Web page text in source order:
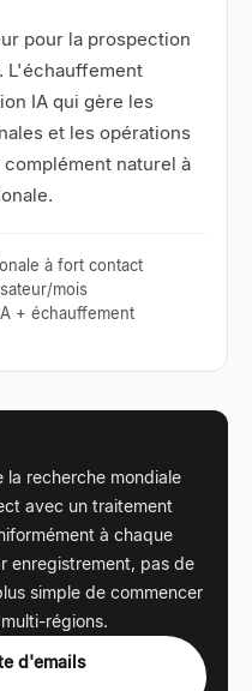
pour la prospection
L'échauffement
IA qui gère les
et les opérations
naturel à
à fort contact
mois
+ échauffement
la recherche mondiale
avec un traitement
à chaque
enregistrement, pas de
simple de commencer
régions.
d'emails